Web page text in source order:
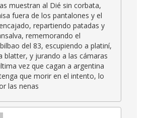
muestran al Dié sin corbata,
fuera de los pantalones y el
repartiendo patadas y
rememorando el
del 83, escupiendo a platiní,
blatter, y jurando a las cámaras
vez que cagan a argentina
que morir en el intento, lo
las nenas